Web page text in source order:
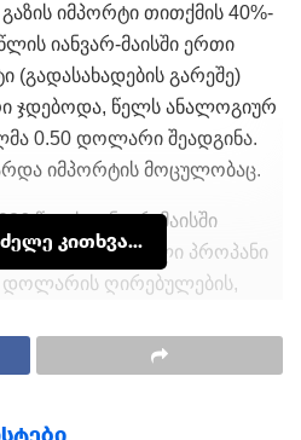
იმპორტი თითქმის 40%-
იანვარ-მაისში ერთი
(გადასახადების გარეშე)
ჯდებოდა, წელს ანალოგიურ
0.50 დოლარი შეადგინა.
იმპორტის მოცულობაც.
წლის იანვარ-მაისში
გათხევადებული პროპანი
დოლარის ღირებულების,
(4.550 მლნ დოლარი)
რომ წლევანდელი მონაცემები
კითხვა...